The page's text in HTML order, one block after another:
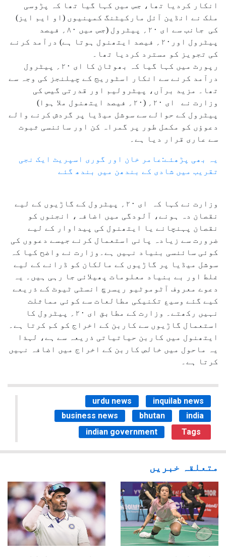
انکار کردیا تھا، جس میں کہا گیا تھا کہ پڑوسی
ملک نے انڈین آئل مارکیٹنگ کمپنیوں (او ایم ایز)
کی جانب سے ای ۲۰؍ پیٹرول (جس میں ۸۰؍ فیصد
پیٹرول اور۲۰؍ فیصد ایتھنول ہوتا ہے) درآمد کرنے
کی تجویز کو مسترد کردیا تھا۔
رپورٹ میں کہا گیا کہ بھوٹان کا ای ۲۰؍ پیٹرول
درآمد کرنے سے انکار اسٹوریج کے چیلنجز کی وجہ سے
تھا۔ مزید برآں، پیٹرولیم اور قدرتی گیس کی
وزارت نے ای ۲۰؍ (۲۰؍ فیصد ایتھنول ملا ہوا)
پیٹرول کے حوالے سے سوشل میڈیا پر گردش کرنے والے
دعوؤں کو مکمل طور پر گمراہ کن اور سائنسی ثبوت
سے عاری قرار دیا ہے۔
یہ بھی پڑھئے:عامر خان اور گوری اسپریٹ ایک نجی
تقریب میں شادی کے بندھن میں بندھ گئے
وزارت نے کہا کہ ای ۲۰؍ پیٹرول کے گاڑیوں کے لیے
نقصان دہ ہونے، آلودگی میں اضافہ، انجنوں کو
نقصان پہنچانے یا ایتھنول کی پیداوار کے لیے
ضرورت سے زیادہ پانی استعمال کرنے جیسے دعووں کی
کوئی سائنسی بنیاد نہیں ہے۔وزارت نے واضح کیا کہ
سوشل میڈیا پر گاڑیوں کے مالکان کو ڈرانے کے لیے
غلط اور بے بنیاد معلومات پھیلائی جا رہی ہیں۔ یہ
دعوے معروف آٹوموٹیو ریسرچ انسٹی ٹیوٹ کے ذریعے
کیے گئے وسیع تکنیکی مطالعات سے کوئی مماثلت
نہیں رکھتے۔ وزارت کے مطابق ای ۲۰؍ پیٹرول کا
استعمال گاڑیوں سے کاربن کے اخراج کو کم کرتا ہے۔
ایتھنول میں کاربن حیاتیاتی ذریعہ سے ہے، لہذا
یہ ماحول میں خالص کاربن کے اخراج میں اضافہ نہیں
کرتا ہے۔
urdu news
inquilab news
business news
bhutan
india
indian government
Tags
متعلقہ خبریں